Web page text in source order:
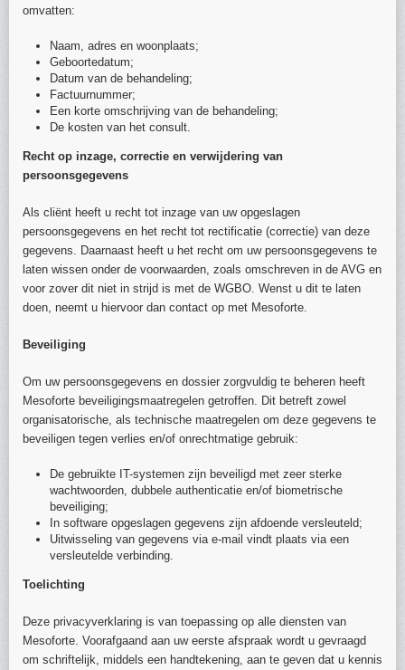
omvatten:
Naam, adres en woonplaats;
Geboortedatum;
Datum van de behandeling;
Factuurnummer;
Een korte omschrijving van de behandeling;
De kosten van het consult.
Recht op inzage, correctie en verwijdering van
persoonsgegevens
Als cliënt heeft u recht tot inzage van uw opgeslagen
persoonsgegevens en het recht tot rectificatie (correctie) van deze
gegevens. Daarnaast heeft u het recht om uw persoonsgegevens te
laten wissen onder de voorwaarden, zoals omschreven in de AVG en
voor zover dit niet in strijd is met de WGBO. Wenst u dit te laten
doen, neemt u hiervoor dan contact op met Mesoforte.
Beveiliging
Om uw persoonsgegevens en dossier zorgvuldig te beheren heeft
Mesoforte beveiligingsmaatregelen getroffen. Dit betreft zowel
organisatorische, als technische maatregelen om deze gegevens te
beveiligen tegen verlies en/of onrechtmatige gebruik:
De gebruikte IT-systemen zijn beveiligd met zeer sterke
wachtwoorden, dubbele authenticatie en/of biometrische
beveiliging;
In software opgeslagen gegevens zijn afdoende versleuteld;
Uitwisseling van gegevens via e-mail vindt plaats via een
versleutelde verbinding.
Toelichting
Deze privacyverklaring is van toepassing op alle diensten van
Mesoforte. Voorafgaand aan uw eerste afspraak wordt u gevraagd
om schriftelijk, middels een handtekening, aan te geven dat u kennis